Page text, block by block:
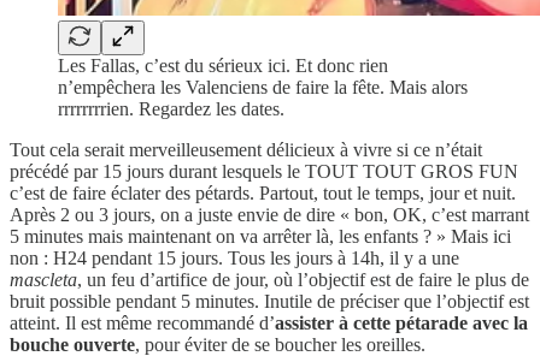
Les Fallas, c’est du sérieux ici. Et donc rien
n’empêchera les Valenciens de faire la fête. Mais alors
rrrrrrrrien. Regardez les dates.
Tout cela serait merveilleusement délicieux à vivre si ce n’était
précédé par 15 jours durant lesquels le TOUT TOUT GROS FUN
c’est de faire éclater des pétards. Partout, tout le temps, jour et nuit.
Après 2 ou 3 jours, on a juste envie de dire « bon, OK, c’est marrant
5 minutes mais maintenant on va arrêter là, les enfants ? » Mais ici
non : H24 pendant 15 jours. Tous les jours à 14h, il y a une
mascleta, un feu d’artifice de jour, où l’objectif est de faire le plus de
bruit possible pendant 5 minutes. Inutile de préciser que l’objectif est
atteint. Il est même recommandé d’assister à cette pétarade avec la
bouche ouverte, pour éviter de se boucher les oreilles.